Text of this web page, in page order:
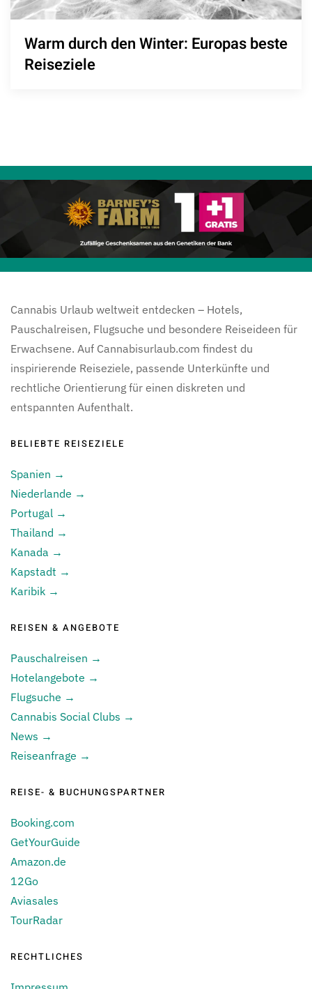
Warm durch den Winter: Europas beste
Reiseziele
Cannabis Urlaub weltweit entdecken – Hotels,
Pauschalreisen, Flugsuche und besondere Reiseideen für
Erwachsene. Auf Cannabisurlaub.com findest du
inspirierende Reiseziele, passende Unterkünfte und
rechtliche Orientierung für einen diskreten und
entspannten Aufenthalt.
BELIEBTE REISEZIELE
Spanien →
Niederlande →
Portugal →
Thailand →
Kanada →
Kapstadt →
Karibik →
REISEN & ANGEBOTE
Pauschalreisen →
Hotelangebote →
Flugsuche →
Cannabis Social Clubs →
News →
Reiseanfrage →
REISE- & BUCHUNGSPARTNER
Booking.com
GetYourGuide
Amazon.de
12Go
Aviasales
TourRadar
RECHTLICHES